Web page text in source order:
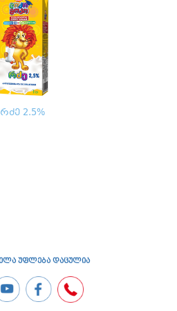
რძე 2.5%
უფლება დაცულია